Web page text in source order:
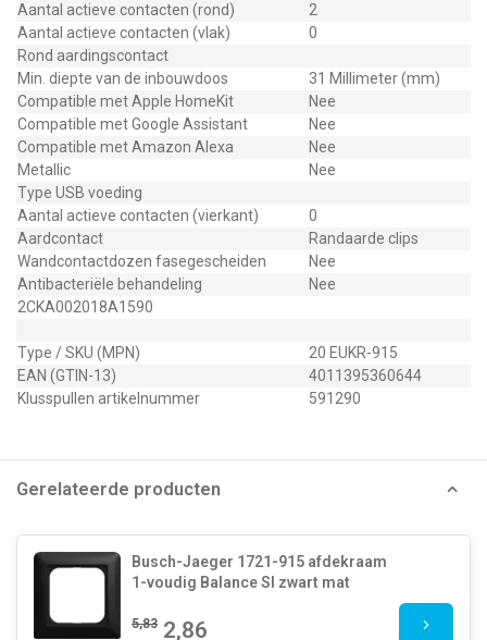
Aantal actieve contacten (rond)
2
Aantal actieve contacten (vlak)
0
Rond aardingscontact
Min. diepte van de inbouwdoos
31 Millimeter (mm)
Compatible met Apple HomeKit
Nee
Compatible met Google Assistant
Nee
Compatible met Amazon Alexa
Nee
Metallic
Nee
Type USB voeding
Aantal actieve contacten (vierkant)
0
Aardcontact
Randaarde clips
Wandcontactdozen fasegescheiden
Nee
Antibacteriële behandeling
Nee
2CKA002018A1590
Type / SKU (MPN)
20 EUKR-915
EAN (GTIN-13)
4011395360644
Klusspullen artikelnummer
591290
Gerelateerde producten
Busch-Jaeger 1721-915 afdekraam
1-voudig Balance SI zwart mat
5,83 2,86